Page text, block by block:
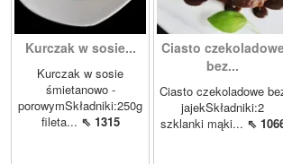
Kurczak w sosie...
Kurczak w sosie
śmietanowo -
porowymSkładniki:250g
fileta... ⇖ 1315
Ciasto
bez...
Ciasto czekoladowe
jajekSkładniki:2
szklanki mąki... ⇖